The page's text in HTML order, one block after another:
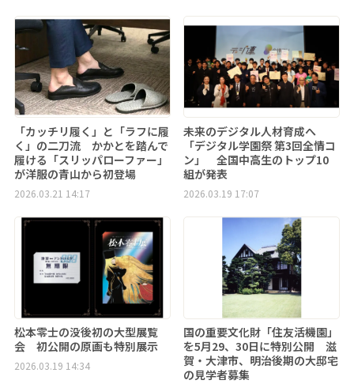
「カッチリ履く」と「ラフに履
く」の二刀流 かかとを踏んで
履ける「スリッパローファー」
が洋服の青山から初登場
2026.03.21 14:17
未来のデジタル人材育成へ
「デジタル学園祭 第3回全情コ
ン」 全国中高生のトップ10
組が発表
2026.03.19 17:07
松本零士の没後初の大型展覧
会 初公開の原画も特別展示
2026.03.19 14:34
国の重要文化財「住友活機園」
を5月29、30日に特別公開 滋
賀・大津市、明治後期の大邸宅
の見学者募集